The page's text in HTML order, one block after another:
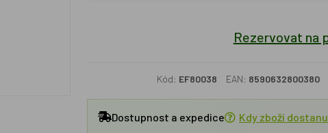
Rezervovat na
Kód: EF80038 EAN: 8590632800380
Dostupnost a expedice Kdy zboží